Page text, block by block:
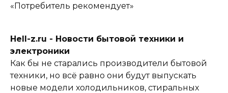
«Потребитель рекомендует»
Hell-z.ru - Новости бытовой техники и
электроники
Как бы не старались производители бытовой
техники, но всё равно они будут выпускать
новые модели холодильников, стиральных